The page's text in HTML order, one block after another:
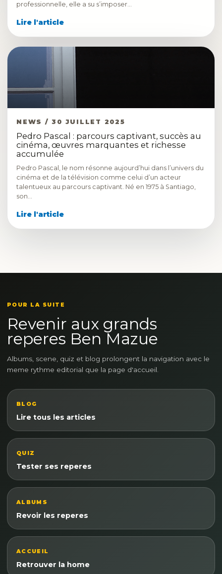
professionnelle, elle a su s’imposer…
Lire l'article
NEWS / 30 JUILLET 2025
Pedro Pascal : parcours captivant, succès au
cinéma, œuvres marquantes et richesse
accumulée
Pedro Pascal, le nom résonne aujourd’hui dans l’univers du
cinéma et de la télévision comme celui d’un acteur
talentueux au parcours captivant. Né en 1975 à Santiago,
son…
Lire l'article
POUR LA SUITE
Revenir aux grands
reperes Ben Mazue
Albums, scene, quiz et blog prolongent la navigation avec le
meme rythme editorial que la page d'accueil.
BLOG
Lire tous les articles
QUIZ
Tester ses reperes
ALBUMS
Revoir les reperes
ACCUEIL
Retrouver la home